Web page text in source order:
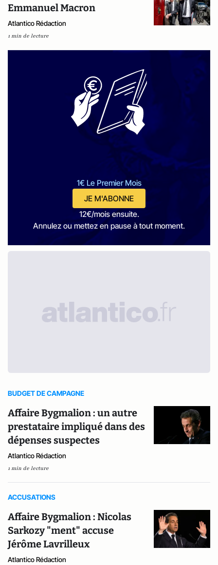
Emmanuel Macron
Atlantico Rédaction
1 min de lecture
1€ Le Premier Mois
JE M'ABONNE
12€/mois ensuite.
Annulez ou mettez en pause à tout moment.
BUDGET DE CAMPAGNE
Affaire Bygmalion : un autre
prestataire impliqué dans des
dépenses suspectes
Atlantico Rédaction
1 min de lecture
ACCUSATIONS
Affaire Bygmalion : Nicolas
Sarkozy "ment" accuse
Jérôme Lavrilleux
Atlantico Rédaction